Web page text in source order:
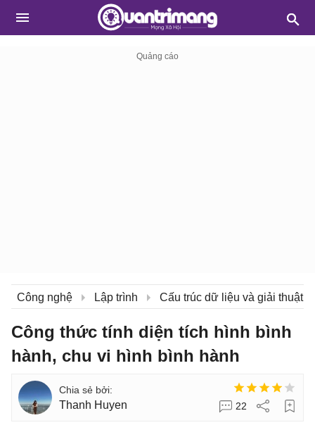
Công nghệ Lập trình Cấu trúc dữ liệu và giải thuật
Công thức tính diện tích hình bình
hành, chu vi hình bình hành
Thanh Huyen 22